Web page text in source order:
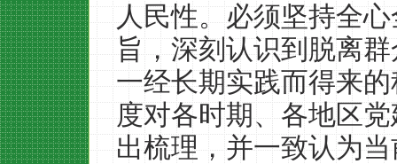
人民性。必须坚持全
旨，深刻认识到脱离
一经长期实践而得来
度对各时期、各地区
出梳理，并一致认为